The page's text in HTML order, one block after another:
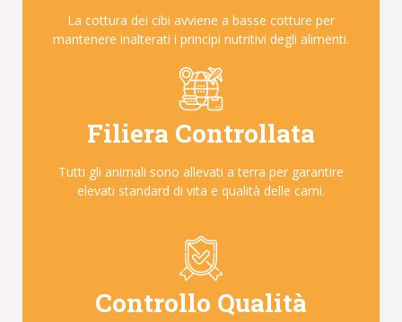
La cottura dei cibi avviene a basse cotture per
mantenere inalterati i principi nutritivi degli alimenti.
Filiera Controllata
Tutti gli animali sono allevati a terra per garantire
elevati standard di vita e qualità delle carni.
Controllo Qualità